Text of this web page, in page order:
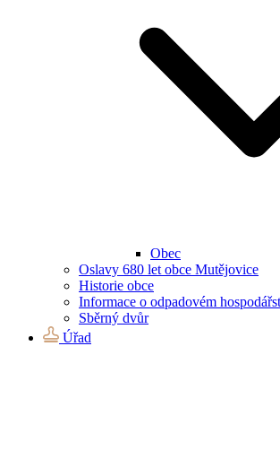
Obec
Oslavy 680 let obce Mutějovice
Historie obce
Informace o odpadovém
Sběrný dvůr
Úřad